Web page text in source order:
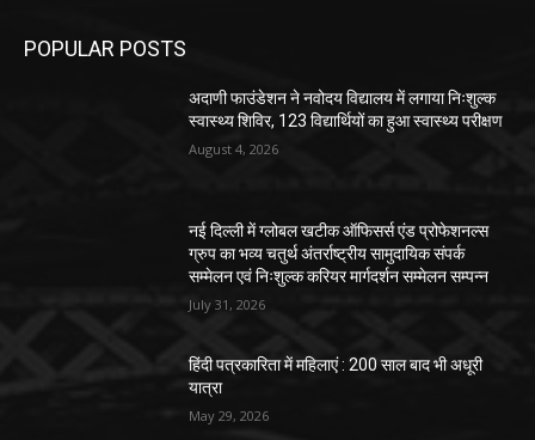
POPULAR POSTS
अदाणी फाउंडेशन ने नवोदय विद्यालय में लगाया निःशुल्क
स्वास्थ्य शिविर, 123 विद्यार्थियों का हुआ स्वास्थ्य परीक्षण
August 4, 2026
नई दिल्ली में ग्लोबल खटीक ऑफिसर्स एंड प्रोफेशनल्स
ग्रुप का भव्य चतुर्थ अंतर्राष्ट्रीय सामुदायिक संपर्क
सम्मेलन एवं निःशुल्क करियर मार्गदर्शन सम्मेलन सम्पन्न
July 31, 2026
हिंदी पत्रकारिता में महिलाएं : 200 साल बाद भी अधूरी
यात्रा
May 29, 2026